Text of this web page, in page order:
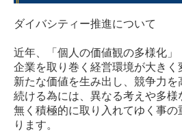
ダイバシティー推進について
近年、「個人の価値観の多様化」
企業を取り巻く経営環境が大き
新たな価値を生み出し、競争力
続ける為には、異なる考えや多様
無く積極的に取り入れてゆく事の
ります。